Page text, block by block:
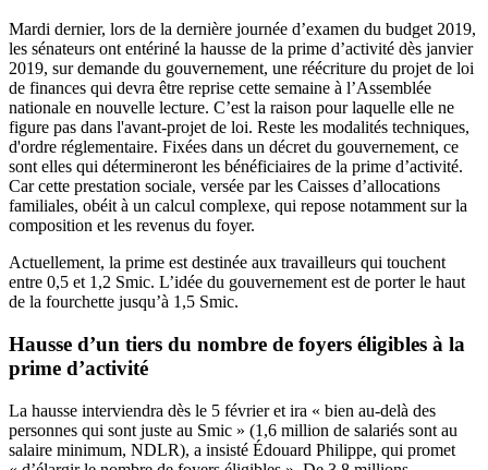
Mardi dernier, lors de la dernière journée d’examen du budget 2019,
les sénateurs ont entériné la hausse de la prime d’activité dès janvier
2019, sur demande du gouvernement, une réécriture du projet de loi
de finances qui devra être reprise cette semaine à l’Assemblée
nationale en nouvelle lecture. C’est la raison pour laquelle elle ne
figure pas dans l'avant-projet de loi. Reste les modalités techniques,
d'ordre réglementaire. Fixées dans un décret du gouvernement, ce
sont elles qui détermineront les bénéficiaires de la prime d’activité.
Car cette prestation sociale, versée par les Caisses d’allocations
familiales, obéit à un calcul complexe, qui repose notamment sur la
composition et les revenus du foyer.
Actuellement, la prime est destinée aux travailleurs qui touchent
entre 0,5 et 1,2 Smic. L’idée du gouvernement est de porter le haut
de la fourchette jusqu’à 1,5 Smic.
Hausse d’un tiers du nombre de foyers éligibles à la
prime d’activité
La hausse interviendra dès le 5 février et ira « bien au-delà des
personnes qui sont juste au Smic » (1,6 million de salariés sont au
salaire minimum, NDLR), a insisté Édouard Philippe, qui promet